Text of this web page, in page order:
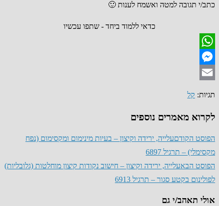
כתב/י תגובה למטה ואשמח לענות 🙂
כדאי ללמוד ביחד - שתפו עכשיו
תגיות: קל
לקרוא מאמרים נוספים
הפוסט הקודםעלייה, ירידה וקיצון – בעיות מינימום ומקסימום (נפח
מקסימלי) – תרגיל 6897
הפוסט הבאעלייה, ירידה וקיצון – חישוב נקודות קיצון מוחלטות (גלובליות)
לפולינום בקטע סגור – תרגיל 6913
אולי תאהב/י גם